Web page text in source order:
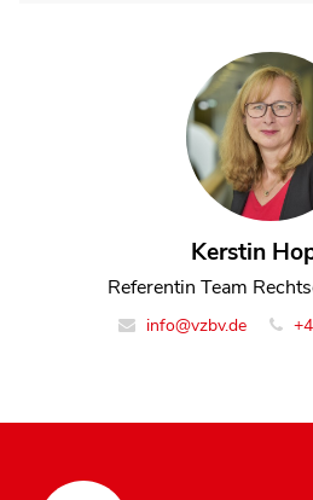
Kerstin
Referentin Team
info@vzbv.de